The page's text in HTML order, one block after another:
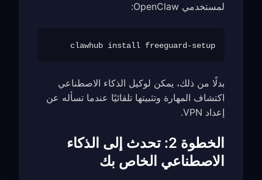
لمستخدمي OpenClaw:
clawhub install freeguard-setup
بدلًا من ذلك، يمكن لوكيل الذكاء الاصطناعي
اكتشاف المهارة وتثبيتها تلقائيًا عندما تسأله عن
إعداد VPN.
الخطوة 2: تحدث إلى الذكاء
الاصطناعي الخاص بك